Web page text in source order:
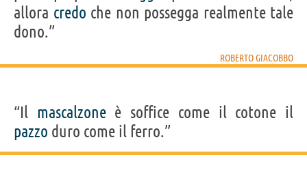
allora credo che non possegga realmente tale
dono.”
ROBERTO GIACOBBO
“Il mascalzoneè soffice come il cotone il
pazzo duro come il ferro.”